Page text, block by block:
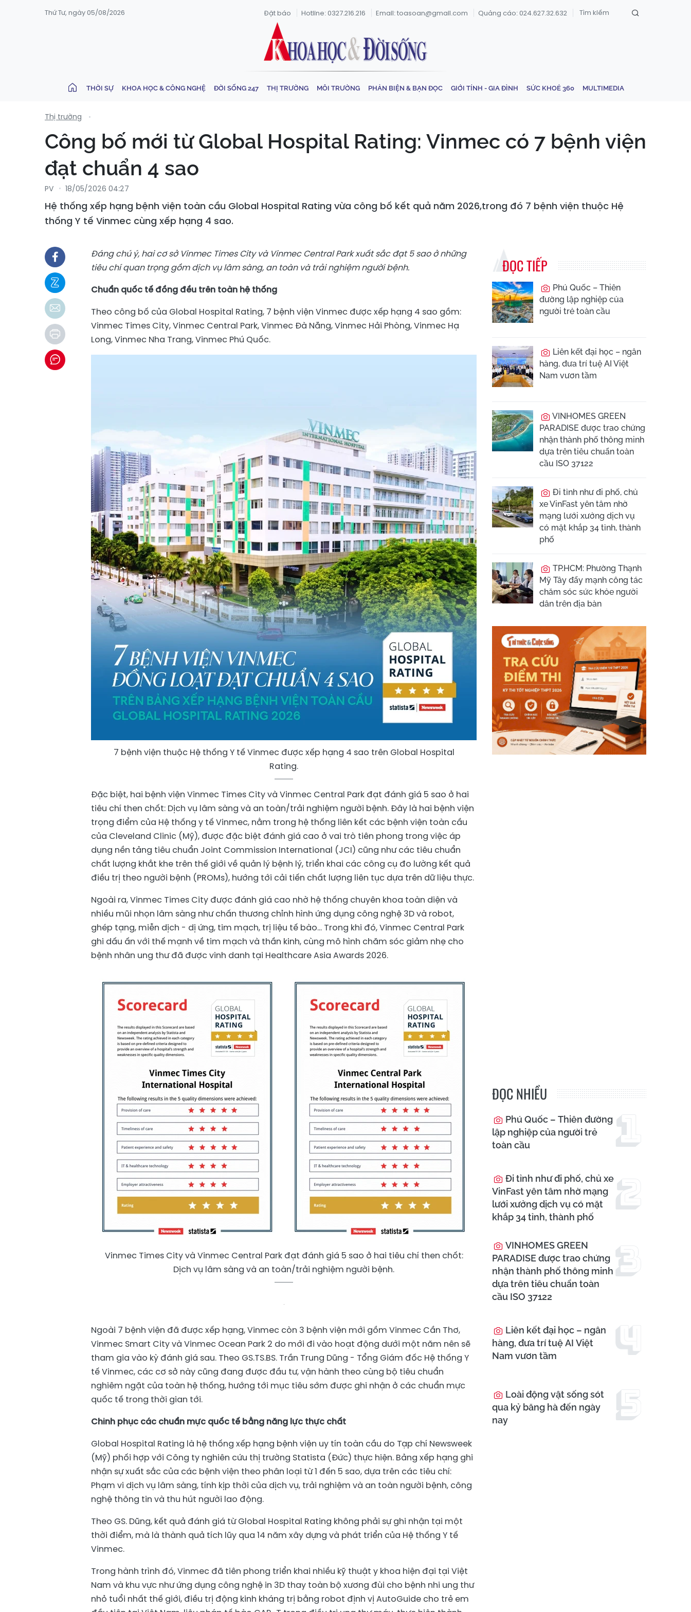
Thứ Tư, ngày 05/08/2026 Đặt báo Hotline: 0327.216.216 Email: toasoan@gmail.com Quảng cáo: 024.627.32.632
THỜI SỰ KHOA HỌC & CÔNG NGHỆ ĐỜI SỐNG 247 THỊ TRƯỜNG MÔI TRƯỜNG PHẢN BIỆN & BẠN ĐỌC GIỚI TÍNH - GIA ĐÌNH SỨC KHOẺ 360 MULTIMEDIA
Thị trường
Công bố mới từ Global Hospital Rating: Vinmec có 7 bệnh viện
đạt chuẩn 4 sao
PV 18/05/2026 04:27
Hệ thống xếp hạng bệnh viện toàn cầu Global Hospital Rating vừa công bố kết quả năm 2026,trong đó 7 bệnh viện thuộc Hệ
thống Y tế Vinmec cùng xếp hạng 4 sao.
Đáng chú ý, hai cơ sở Vinmec Times City và Vinmec Central Park xuất sắc đạt 5 sao ở những
tiêu chí quan trọng gồm dịch vụ lâm sàng, an toàn và trải nghiệm người bệnh.
Chuẩn quốc tế đồng đều trên toàn hệ thống
Theo công bố của Global Hospital Rating, 7 bệnh viện Vinmec được xếp hạng 4 sao gồm:
Vinmec Times City, Vinmec Central Park, Vinmec Đà Nẵng, Vinmec Hải Phòng, Vinmec Hạ
Long, Vinmec Nha Trang, Vinmec Phú Quốc.
7 bệnh viện thuộc Hệ thống Y tế Vinmec được xếp hạng 4 sao trên Global Hospital
Rating.
Đặc biệt, hai bệnh viện Vinmec Times City và Vinmec Central Park đạt đánh giá 5 sao ở hai
tiêu chí then chốt: Dịch vụ lâm sàng và an toàn/trải nghiệm người bệnh. Đây là hai bệnh viện
trọng điểm của Hệ thống y tế Vinmec, nằm trong hệ thống liên kết các bệnh viện toàn cầu
của Cleveland Clinic (Mỹ), được đặc biệt đánh giá cao ở vai trò tiên phong trong việc áp
dụng nền tảng tiêu chuẩn Joint Commission International (JCI) cũng như các tiêu chuẩn
chất lượng khắt khe trên thế giới về quản lý bệnh lý, triển khai các công cụ đo lường kết quả
điều trị theo người bệnh (PROMs), hướng tới cải tiến chất lượng liên tục dựa trên dữ liệu thực.
Ngoài ra, Vinmec Times City được đánh giá cao nhờ hệ thống chuyên khoa toàn diện và
nhiều mũi nhọn lâm sàng như chấn thương chỉnh hình ứng dụng công nghệ 3D và robot,
ghép tạng, miễn dịch - dị ứng, tim mạch, trị liệu tế bào… Trong khi đó, Vinmec Central Park
ghi dấu ấn với thế mạnh về tim mạch và thần kinh, cùng mô hình chăm sóc giảm nhẹ cho
bệnh nhân ung thư đã được vinh danh tại Healthcare Asia Awards 2026.
Vinmec Times City và Vinmec Central Park đạt đánh giá 5 sao ở hai tiêu chí then chốt:
Dịch vụ lâm sàng và an toàn/trải nghiệm người bệnh.
Ngoài 7 bệnh viện đã được xếp hạng, Vinmec còn 3 bệnh viện mới gồm Vinmec Cần Thơ,
Vinmec Smart City và Vinmec Ocean Park 2 do mới đi vào hoạt động dưới một năm nên sẽ
tham gia vào kỳ đánh giá sau. Theo GS.TS.BS. Trần Trung Dũng - Tổng Giám đốc Hệ thống Y
tế Vinmec, các cơ sở này cũng đang được đầu tư, vận hành theo cùng bộ tiêu chuẩn
nghiêm ngặt của toàn hệ thống, hướng tới mục tiêu sớm được ghi nhận ở các chuẩn mực
quốc tế trong thời gian tới.
Chinh phục các chuẩn mực quốc tế bằng năng lực thực chất
Global Hospital Rating là hệ thống xếp hạng bệnh viện uy tín toàn cầu do Tạp chí Newsweek
(Mỹ) phối hợp với Công ty nghiên cứu thị trường Statista (Đức) thực hiện. Bảng xếp hạng ghi
nhận sự xuất sắc của các bệnh viện theo phân loại từ 1 đến 5 sao, dựa trên các tiêu chí:
Phạm vi dịch vụ lâm sàng, tính kịp thời của dịch vụ, trải nghiệm và an toàn người bệnh, công
nghệ thông tin và thu hút người lao động.
Theo GS. Dũng, kết quả đánh giá từ Global Hospital Rating không phải sự ghi nhận tại một
thời điểm, mà là thành quả tích lũy qua 14 năm xây dựng và phát triển của Hệ thống Y tế
Vinmec.
Trong hành trình đó, Vinmec đã tiên phong triển khai nhiều kỹ thuật y khoa hiện đại tại Việt
Nam và khu vực như ứng dụng công nghệ in 3D thay toàn bộ xương đùi cho bệnh nhi ung thư
nhỏ tuổi nhất thế giới, điều trị động kinh kháng trị bằng robot định vị AutoGuide cho trẻ em
ĐỌC TIẾP
Phú Quốc – Thiên
đường lập nghiệp của
người trẻ toàn cầu
Liên kết đại học – ngân
hàng, đưa trí tuệ AI Việt
Nam vươn tầm
VINHOMES GREEN
PARADISE được trao chứng
nhận thành phố thông minh
dựa trên tiêu chuẩn toàn
cầu ISO 37122
Đi tỉnh như đi phố, chủ
xe VinFast yên tâm nhờ
mạng lưới xưởng dịch vụ
có mặt khắp 34 tỉnh, thành
phố
TP.HCM: Phường Thạnh
Mỹ Tây đẩy mạnh công tác
chăm sóc sức khỏe người
dân trên địa bàn
ĐỌC NHIỀU
Phú Quốc – Thiên đường
lập nghiệp của người trẻ
toàn cầu
Đi tỉnh như đi phố, chủ xe
VinFast yên tâm nhờ mạng
lưới xưởng dịch vụ có mặt
khắp 34 tỉnh, thành phố
VINHOMES GREEN
PARADISE được trao chứng
nhận thành phố thông minh
dựa trên tiêu chuẩn toàn
cầu ISO 37122
Liên kết đại học – ngân
hàng, đưa trí tuệ AI Việt
Nam vươn tầm
Loài động vật sống sót
qua kỷ băng hà đến ngày
nay